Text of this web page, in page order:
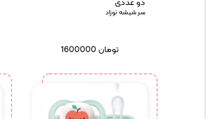
دو عددی
سر شیشه نوزاد
1600000 تومان